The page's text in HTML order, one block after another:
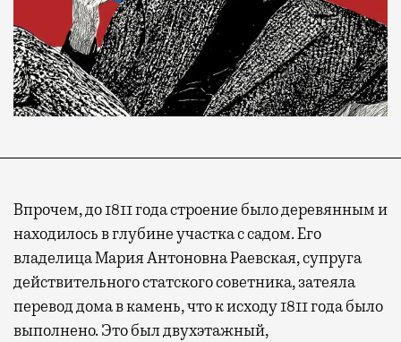
Впрочем, до 1811 года строение было деревянным и
находилось в глубине участка с садом. Его
владелица Мария Антоновна Раевская, супруга
действительного статского советника, затеяла
перевод дома в камень, что к исходу 1811 года было
выполнено. Это был двухэтажный,